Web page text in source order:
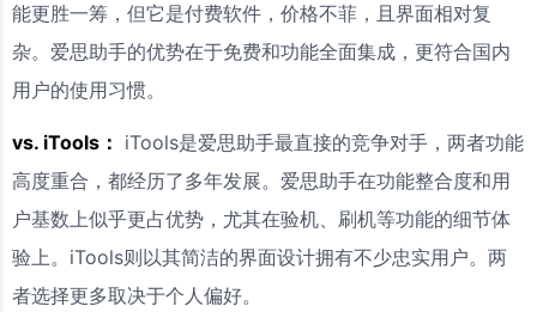
能更胜一筹，但它是付费软件，价格不菲，且界面相对复
杂。爱思助手的优势在于免费和功能全面集成，更符合国内
用户的使用习惯。
vs. iTools： iTools是爱思助手最直接的竞争对手，两者功能
高度重合，都经历了多年发展。爱思助手在功能整合度和用
户基数上似乎更占优势，尤其在验机、刷机等功能的细节体
验上。iTools则以其简洁的界面设计拥有不少忠实用户。两
者选择更多取决于个人偏好。